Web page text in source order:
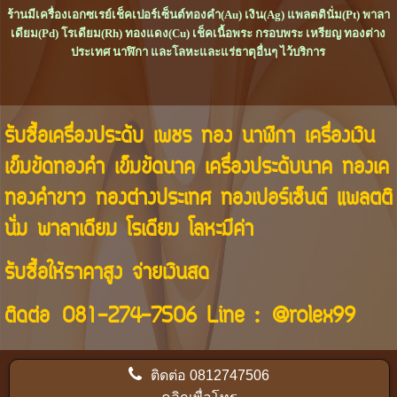
ร้านมีเครื่องเอกซเรย์เช็คเปอร์เซ็นต์ทองคำ(Au) เงิน(Ag) แพลตตินั่ม(Pt) พาลา
เดียม(Pd) โรเดียม(Rh) ทองแดง(Cu) เช็คเนื้อพระ กรอบพระ เหรียญ ทองต่าง
ประเทศ นาฬิกา และโลหะและแร่ธาตุอื่นๆ ไว้บริการ
รับซื้อเครื่องประดับ เพชร ทอง นาฬิกา เครื่องเงิน
เข็มขัดทองคำ เข็มขัดนาค เครื่องประดับนาค ทองเค
ทองคำขาว ทองต่างประเทศ ทองเปอร์เซ็นต์ แพลตติ
นั่ม พาลาเดียม โรเดียม โลหะมีค่า
รับซื้อให้ราคาสูง จ่ายเงินสด
ติดต่อ 081-274-7506Line : @rolex99
ติดต่อ0812747506